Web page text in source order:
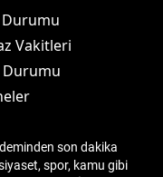
Durumu
Vakitleri
Durumu
son dakika
spor, kamu gibi